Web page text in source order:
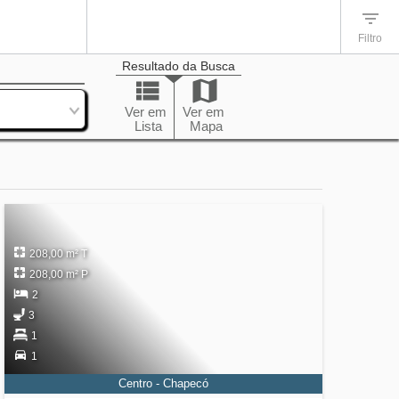
Filtro
Resultado da Busca
Ver em
Lista
Ver em
Mapa
208,00 m² T
208,00 m² P
2
3
1
1
Centro - Chapecó